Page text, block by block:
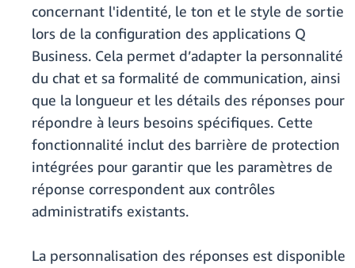
concernant l'identité, le ton et le style de sortie
lors de la configuration des applications Q
Business. Cela permet d’adapter la personnalité
du chat et sa formalité de communication, ainsi
que la longueur et les détails des réponses pour
répondre à leurs besoins spécifiques. Cette
fonctionnalité inclut des barrière de protection
intégrées pour garantir que les paramètres de
réponse correspondent aux contrôles
administratifs existants.
La personnalisation des réponses est disponible